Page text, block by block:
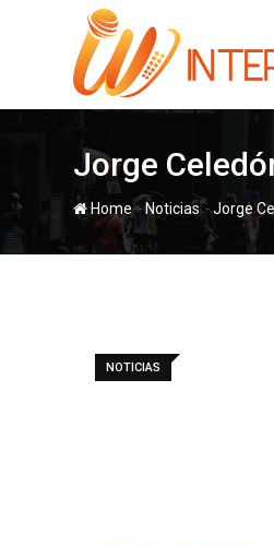
Jorge
Home-Noticias-Jorge
NOTICIAS